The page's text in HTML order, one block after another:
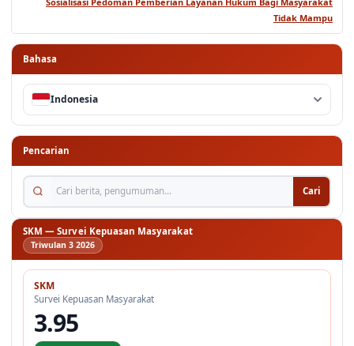
Bahasa
Indonesia
Pencarian
Cari berita, pengumuman...
Cari
Triwulan 3 2026
SKM
Survei Kepuasan Masyarakat
3.95
A — Sangat Baik